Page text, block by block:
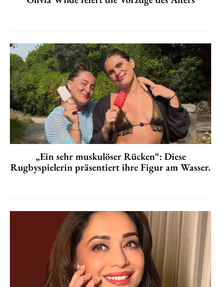
„Ein sehr muskulöser Rücken“: Diese
Rugbyspielerin präsentiert ihre Figur am Wasser.